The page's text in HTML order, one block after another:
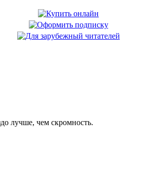
лучше, чем скромность.